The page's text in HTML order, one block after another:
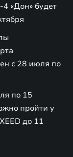
«Дон» будет
с 28 июля по
по 15
пройти у
до 11